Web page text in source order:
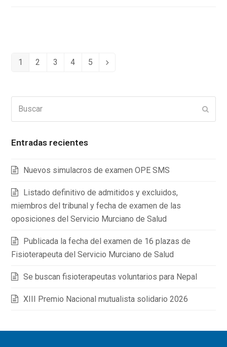
Page
1 Page
2 Page
3 Page
4 Page
5 Siguiente
Entradas recientes
Nuevos simulacros de examen OPE SMS
Listado definitivo de admitidos y excluidos,
miembros del tribunal y fecha de examen de las
oposiciones del Servicio Murciano de Salud
Publicada la fecha del examen de 16 plazas de
Fisioterapeuta del Servicio Murciano de Salud
Se buscan fisioterapeutas voluntarios para Nepal
XIII Premio Nacional mutualista solidario 2026